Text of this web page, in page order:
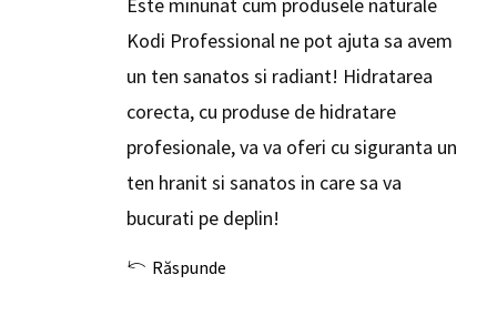
Este minunat cum produsele naturale
Kodi Professional ne pot ajuta sa avem
un ten sanatos si radiant! Hidratarea
corecta, cu produse de hidratare
profesionale, va va oferi cu siguranta un
ten hranit si sanatos in care sa va
bucurati pe deplin!
Răspunde